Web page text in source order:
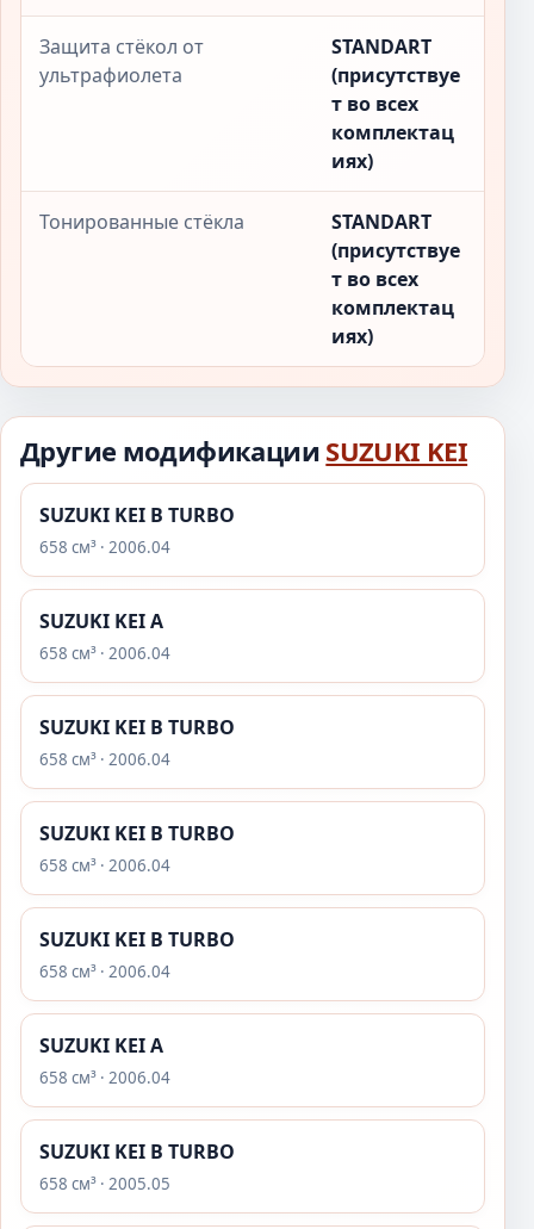
Защита стёкол от
ультрафиолета
STANDART
(присутствуе
т во всех
комплектац
иях)
Тонированные стёкла
STANDART
(присутствуе
т во всех
комплектац
иях)
Другие модификации SUZUKI KEI
SUZUKI KEI B TURBO
658 см³ · 2006.04
SUZUKI KEI A
658 см³ · 2006.04
SUZUKI KEI B TURBO
658 см³ · 2006.04
SUZUKI KEI B TURBO
658 см³ · 2006.04
SUZUKI KEI B TURBO
658 см³ · 2006.04
SUZUKI KEI A
658 см³ · 2006.04
SUZUKI KEI B TURBO
658 см³ · 2005.05